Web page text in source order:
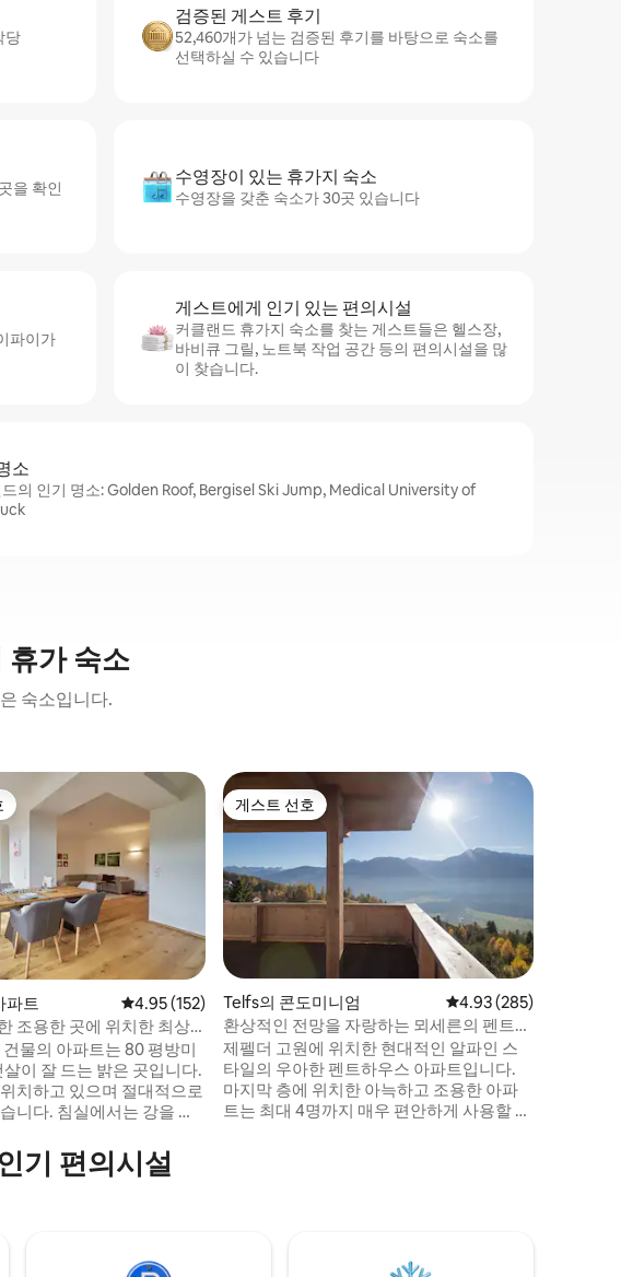
당
검증된 게스트 후기
52,460개가 넘는 검증된 후기를 바탕으로 숙소를
선택하실 수 있습니다
을 확인
수영장이 있는 휴가지 숙소
수영장을 갖춘 숙소가 30곳 있습니다
파이가
게스트에게 인기 있는 편의시설
커클랜드 휴가지 숙소를 찾는 게스트들은 헬스장,
바비큐 그릴, 노트북 작업 공간 등의 편의시설을 많
이 찾습니다.
소
의 인기 명소: Golden Roof, Bergisel Ski Jump, Medical University of
휴가 숙소
숙소입니다.
개
파트 평점 4.95점(5점 만점), 후기 152개
4.95 (152)
조용한 곳에 위치한 최상
래된 아파트
물의 아파트는 80 평방미
이 잘 드는 밝은 곳입니다.
치하고 있으며 절대적으로
서는 강을 지
은 남향으
잘 들어옵니다. 아름다운 공
게스트 선호
게스트 선호
Telfs의 콘도미니엄 평점 4.93점(5점 만점),
4.93 (285)
환상적인 전망을 자랑하는 뫼세른의 펜트하
우스 아파트.
제펠더 고원에 위치한 현대적인 알파인 스
타일의 우아한 펜트하우스 아파트입니다.
마지막 층에 위치한 아늑하고 조용한 아파
트는 최대 4명까지 매우 편안하게 사용할 수
기 편의시설